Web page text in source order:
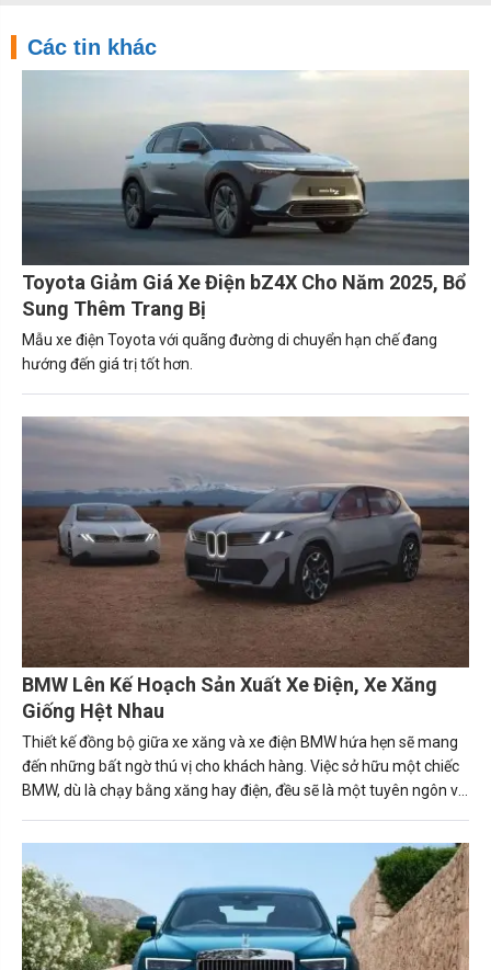
Các tin khác
Toyota Giảm Giá Xe Điện bZ4X Cho Năm 2025, Bổ
Sung Thêm Trang Bị
Mẫu xe điện Toyota với quãng đường di chuyển hạn chế đang
hướng đến giá trị tốt hơn.
BMW Lên Kế Hoạch Sản Xuất Xe Điện, Xe Xăng
Giống Hệt Nhau
Thiết kế đồng bộ giữa xe xăng và xe điện BMW hứa hẹn sẽ mang
đến những bất ngờ thú vị cho khách hàng. Việc sở hữu một chiếc
BMW, dù là chạy bằng xăng hay điện, đều sẽ là một tuyên ngôn về